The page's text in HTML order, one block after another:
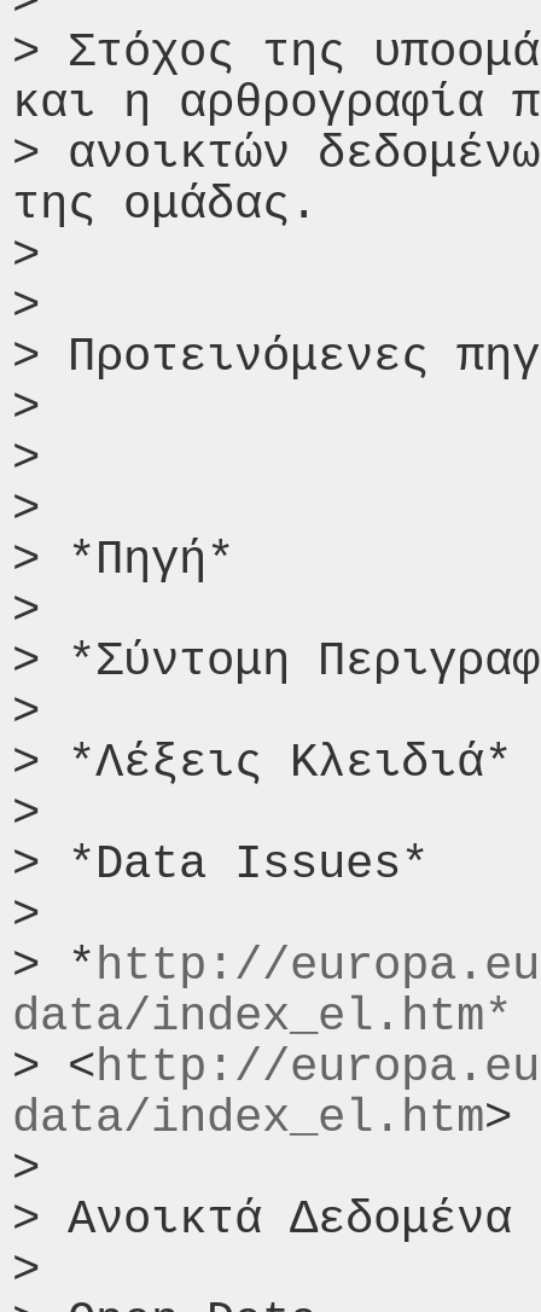
> Στόχος της
και η αρθρογραφία
> ανοικτών
της ομάδας.
>
>
> Προτεινόμενες
>
>
>
> *Πηγή*
>
> *Σύντομη
>
> *Λέξεις Κλειδιά*
>
> *Data Issues*
>
> *http://
data/index_el.htm*
> <http://
data/index_el.htm>
>
> Ανοικτά Δεδομένα
>